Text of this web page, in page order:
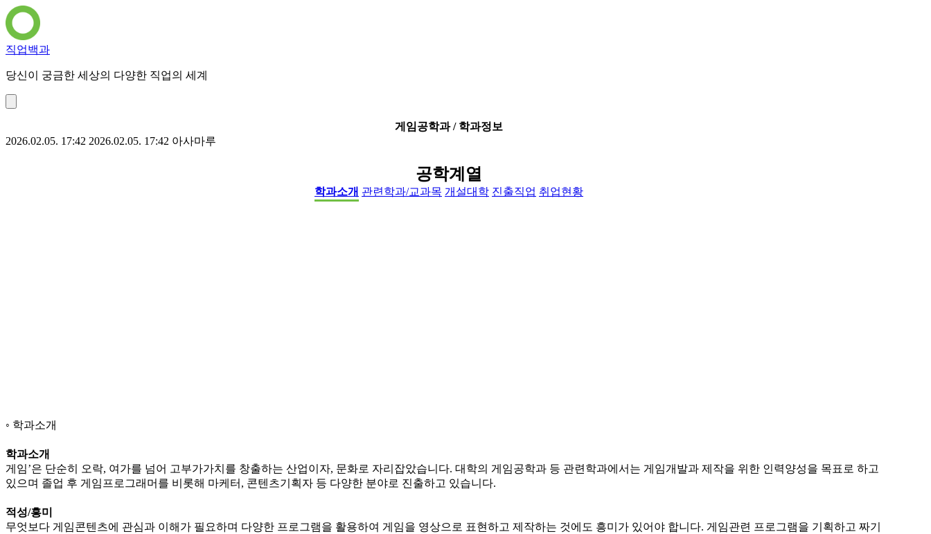
직업백과
당신이 궁금한 세상의 다양한 직업의 세계
게임공학과 / 학과정보
2026.02.05. 17:42 2026.02.05. 17:42 아사마루
공학계열
학과소개 관련학과/교과목 개설대학 진출직업 취업현황
학과소개
학과소개
게임’은 단순히 오락, 여가를 넘어 고부가가치를 창출하는 산업이자, 문화로 자리잡았습니다. 대학의 게임공학과 등 관련학과에서는 게임개발과 제작을 위한 인력양성을 목표로 하고
있으며 졸업 후 게임프로그래머를 비롯해 마케터, 콘텐츠기획자 등 다양한 분야로 진출하고 있습니다.
적성/흥미
무엇보다 게임콘텐츠에 관심과 이해가 필요하며 다양한 프로그램을 활용하여 게임을 영상으로 표현하고 제작하는 것에도 흥미가 있어야 합니다. 게임관련 프로그램을 기획하고 짜기